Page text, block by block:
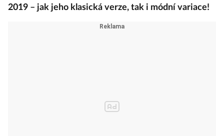
2019 – jak jeho klasická verze, tak i módní variace!